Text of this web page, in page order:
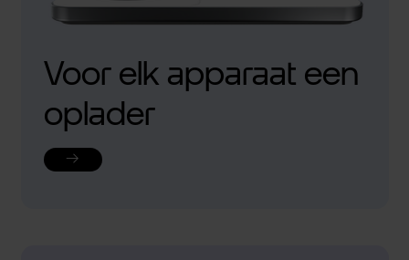
Voor elk apparaat een
oplader